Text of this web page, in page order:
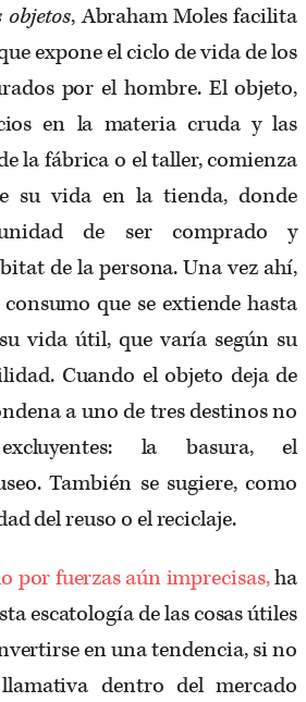
objetos, Abraham Moles facilita
expone el ciclo de vida de los
por el hombre. El objeto,
en la materia cruda y las
la fábrica o el taller, comienza
su vida en la tienda, donde
de ser comprado y
de la persona. Una vez ahí,
que se extiende hasta
vida útil, que varía según su
Cuando el objeto deja de
a uno de tres destinos no
excluyentes: la basura, el
También se sugiere, como
del reuso o el reciclaje.
por fuerzas aún imprecisas,ha
escatología de las cosas útiles
en una tendencia, si no
dentro del mercado